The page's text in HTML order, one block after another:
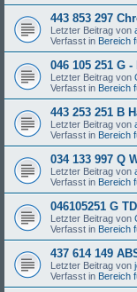
443 853 297
Letzter Beitrag von
Verfasst in Bereich
046 105 251 G
Letzter Beitrag von
Verfasst in Bereich
443 253 251 B
Letzter Beitrag von
Verfasst in Bereich
034 133 997 Q
Letzter Beitrag von
Verfasst in Bereich
046105251 G
Letzter Beitrag von
Verfasst in Bereich
437 614 149
Letzter Beitrag von
Verfasst in Bereich